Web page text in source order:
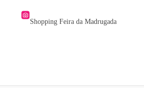
Shopping Feira da Madrugada